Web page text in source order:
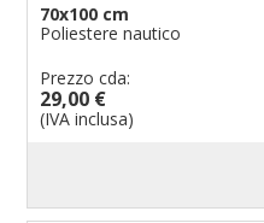
70x100 cm
Poliestere nautico
Prezzo cda:
29,00 €
(IVA inclusa)